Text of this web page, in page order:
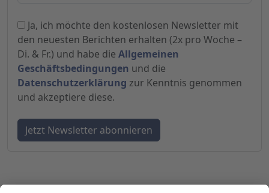
Ja, ich möchte den kostenlosen Newsletter mit
den neuesten Berichten erhalten (2x pro Woche –
Di. & Fr.) und habe die Allgemeinen
Geschäftsbedingungen und die
Datenschutzerklärung zur Kenntnis genommen
und akzeptiere diese.